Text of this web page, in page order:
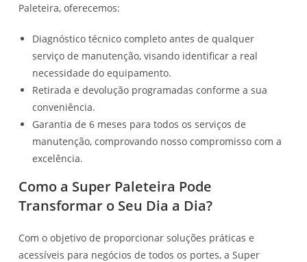
Paleteira, oferecemos:
Diagnóstico técnico completo antes de qualquer
serviço de manutenção, visando identificar a real
necessidade do equipamento.
Retirada e devolução programadas conforme a sua
conveniência.
Garantia de 6 meses para todos os serviços de
manutenção, comprovando nosso compromisso com a
excelência.
Como a Super Paleteira Pode
Transformar o Seu Dia a Dia?
Com o objetivo de proporcionar soluções práticas e
acessíveis para negócios de todos os portes, a Super